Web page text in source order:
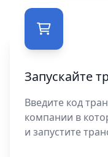
Запускайте
Введите код
компании в
и запустите